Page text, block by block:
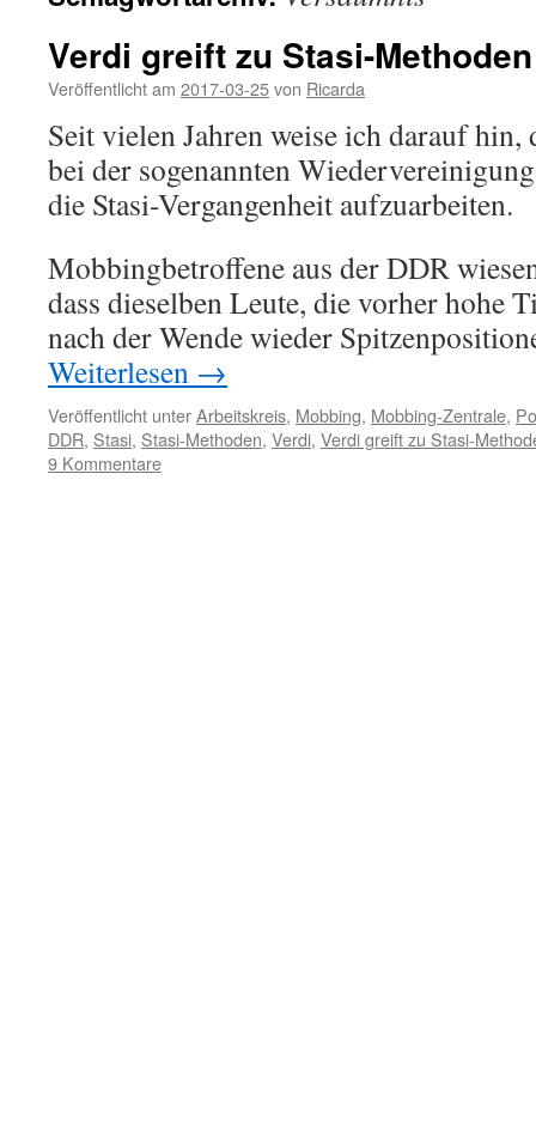
Verdi greift zu Stasi-Methoden
Veröffentlicht am 2017-03-25von Ricarda
Seit vielen Jahren weise ich darauf hin,
bei der sogenannten
die Stasi-Vergangenheit aufzuarbeiten.
Mobbingbetroffene aus der DDR
dass dieselben Leute, die vorher hohe
nach der Wende wieder
Weiterlesen →
Veröffentlicht unterArbeitskreis, Mobbing, Mobbing-Zentrale,
DDR, Stasi, Stasi-Methoden, Verdi, Verdi greift zu Stasi-
9 Kommentare